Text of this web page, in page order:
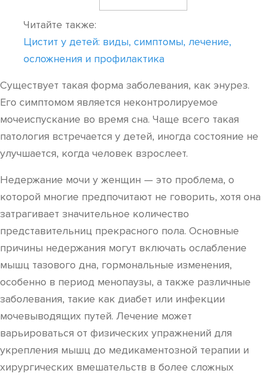
Читайте также:
Цистит у детей: виды, симптомы, лечение,
осложнения и профилактика
Существует такая форма заболевания, как энурез.
Его симптомом является неконтролируемое
мочеиспускание во время сна. Чаще всего такая
патология встречается у детей, иногда состояние не
улучшается, когда человек взрослеет.
Недержание мочи у женщин — это проблема, о
которой многие предпочитают не говорить, хотя она
затрагивает значительное количество
представительниц прекрасного пола. Основные
причины недержания могут включать ослабление
мышц тазового дна, гормональные изменения,
особенно в период менопаузы, а также различные
заболевания, такие как диабет или инфекции
мочевыводящих путей. Лечение может
варьироваться от физических упражнений для
укрепления мышц до медикаментозной терапии и
хирургических вмешательств в более сложных